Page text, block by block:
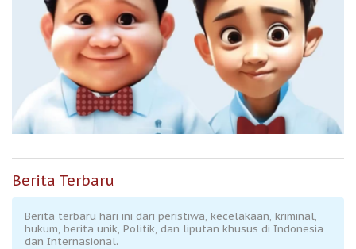
Berita Terbaru
Berita terbaru hari ini dari peristiwa, kecelakaan, kriminal,
hukum, berita unik, Politik, dan liputan khusus di Indonesia
dan Internasional.